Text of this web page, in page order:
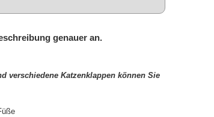
genauer an.
verschiedene Katzenklappen können Sie